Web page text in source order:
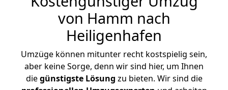
von Hamm nach
Heiligenhafen
Umzüge können mitunter recht kostspielig sein,
aber keine Sorge, denn wir sind hier, um Ihnen
diegünstigste Lösung zu bieten. Wir sind die